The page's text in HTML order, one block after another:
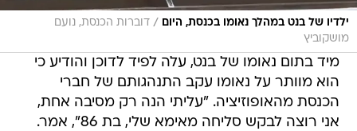
ילדיו של בנט במהלך נאומו בכנסת, היום / דוברות הכנסת, נועם
מושקוביץ
מיד בתום נאומו של בנט, עלה לפיד לדוכן והודיע כי
הוא מוותר על נאומו עקב התנהגותם של חברי
הכנסת מהאופוזיציה. "עליתי הנה רק מסיבה אחת,
אני רוצה לבקש סליחה מאימא שלי, בת 86", אמר.